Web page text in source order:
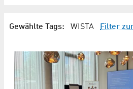
Gewählte Tags: WISTA Filter